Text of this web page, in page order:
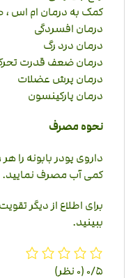
کمک به درمان ام اس
درمان افسردگی
درمان درد رگ
درمان ضعف قدرت
درمان پرش عضلات
درمان پارکینسون
نحوه مصرف
داروی پودر بابونه را
کمی آب مصرف نمایید.
برای اطلاع از دیگر
ببینید.
‫0/5 ‫(0 نظر)